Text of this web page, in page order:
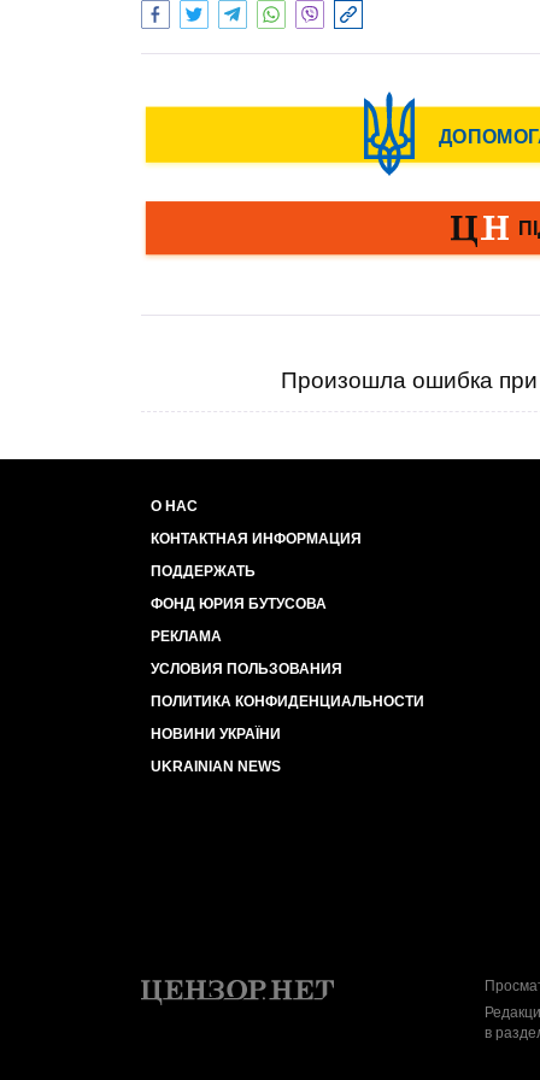
Произошла ошибка при
О НАС
КОНТАКТНАЯ ИНФОРМАЦИЯ
ПОДДЕРЖАТЬ
ФОНД ЮРИЯ БУТУСОВА
РЕКЛАМА
УСЛОВИЯ ПОЛЬЗОВАНИЯ
ПОЛИТИКА КОНФИДЕНЦИАЛЬНОСТИ
НОВИНИ УКРАЇНИ
UKRAINIAN NEWS
в